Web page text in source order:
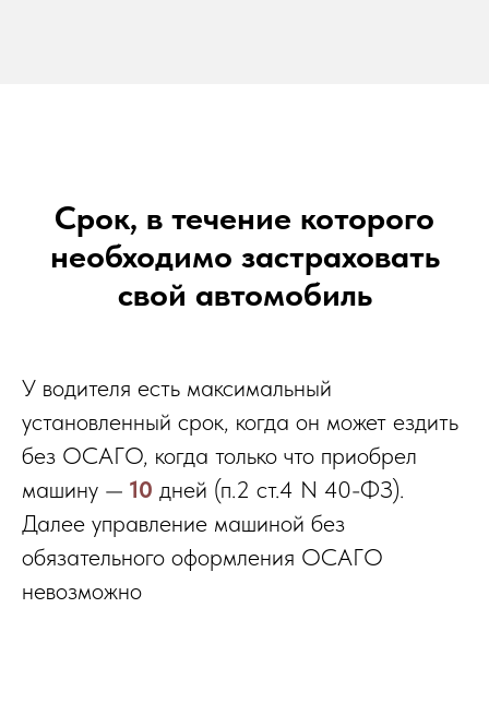
Срок, в течение которого
необходимо застраховать
свой автомобиль
У водителя есть максимальный
установленный срок, когда он может ездить
без ОСАГО, когда только что приобрел
машину — 10 дней (п.2 ст.4 N 40-ФЗ).
Далее управление машиной без
обязательного оформления ОСАГО
невозможно